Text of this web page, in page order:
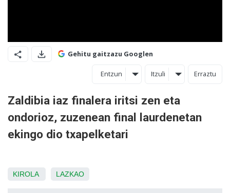
Gehitu gaitzazu Googlen
Entzun Itzuli Erraztu
Zaldibia iaz finalera iritsi zen eta
ondorioz, zuzenean final laurdenetan
ekingo dio txapelketari
KIROLA LAZKAO